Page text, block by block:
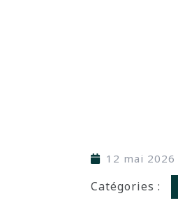
12 mai 2026
Catégories :